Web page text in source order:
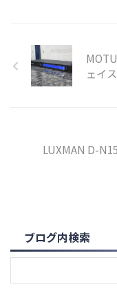
ェイス
LUXMAN D-
ブログ内検索